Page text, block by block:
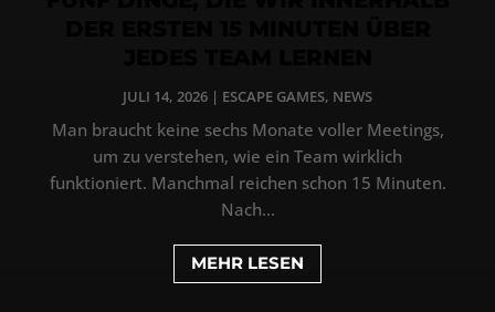
JULI 14, 2026 | ESCAPE GAMES, NEWS
Man braucht keine sechs Monate voller Meetings,
um zu verstehen, wie ein Team wirklich
funktioniert. Manchmal reichen schon 15 Minuten.
Nach...
MEHR LESEN